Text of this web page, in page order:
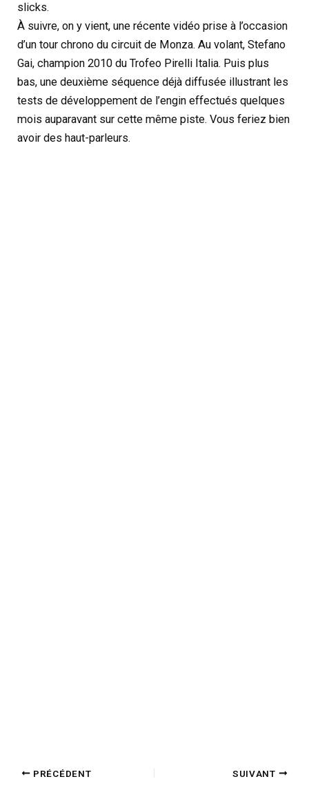
slicks.
À suivre, on y vient, une récente vidéo prise à l’occasion
d’un tour chrono du circuit de Monza. Au volant, Stefano
Gai, champion 2010 du Trofeo Pirelli Italia. Puis plus
bas, une deuxième séquence déjà diffusée illustrant les
tests de développement de l’engin effectués quelques
mois auparavant sur cette même piste. Vous feriez bien
avoir des haut-parleurs.
PRÉCÉDENT SUIVANT